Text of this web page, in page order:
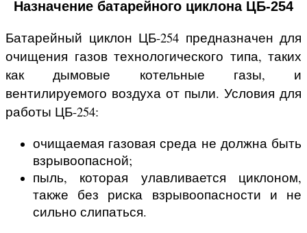
Назначение батарейного циклона ЦБ-254
Батарейный циклон ЦБ-254 предназначен для
очищения газов технологического типа, таких
как дымовые котельные газы, и
вентилируемого воздуха от пыли. Условия для
работы ЦБ-254:
очищаемая газовая среда не должна быть
взрывоопасной;
пыль, которая улавливается циклоном,
также без риска взрывоопасности и не
сильно слипаться.